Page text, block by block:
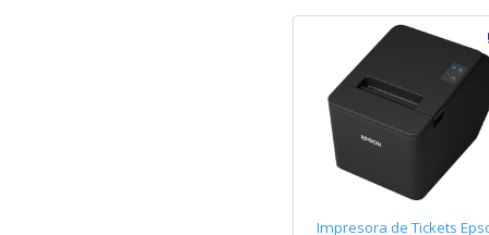
Impresora de Tickets